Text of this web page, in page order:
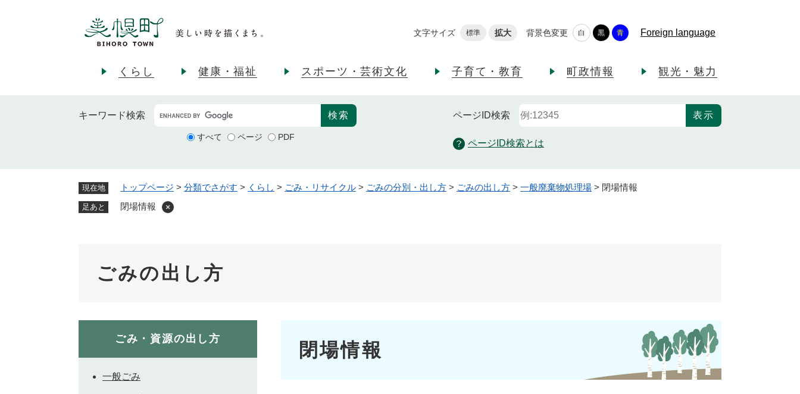
文字サイズ 標準 拡大 背景色変更 白 黒 青 Foreign language
くらし 健康・福祉 スポーツ・芸術文化 子育て・教育 町政情報 観光・魅力
キーワード検索
すべて ページ PDF
ページID検索
ページID検索とは
現在地 トップページ > 分類でさがす > くらし > ごみ・リサイクル > ごみの分別・出し方 > ごみの出し方 > 一般廃棄物処理場 > 閉場情報
足あと 閉場情報
ごみの出し方
閉場情報
ごみ・資源の出し方
一般ごみ